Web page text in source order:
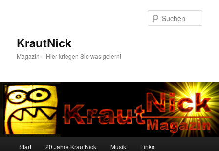
KrautNick
Magazin – Hier kriegen Sie was gelernt
Start 20 Jahre KrautNick Musik Links